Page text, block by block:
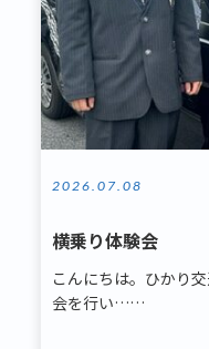
2026.07.08
横乗り体験会
こんにちは。ひかり
会を行い……